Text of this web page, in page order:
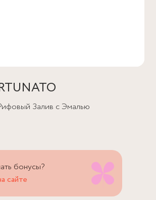
Залив с Эмалью
бонусы?
сайте